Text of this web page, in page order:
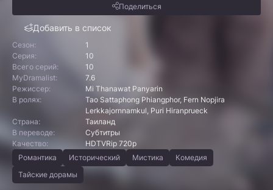
Добавить в список
Поделиться
Сезон:
1
Серия:
10
Всего серий:
10
MyDramalist:
7.6
Режиссер:
Mi Thanawat Panyarin
В ролях:
Tao Sattaphong Phiangphor, Fern Nopjira
Lerkkajornnamkul, Puri Hiranprueck
Страна:
Таиланд
В переводе:
Субтитры
Качество:
HDTVRip 720p
Романтика
Исторический Мистика
Комедия
Тайские дорамы